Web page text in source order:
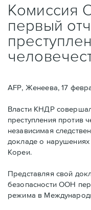
Комиссия
первый
AFP, Женеева, 17
Власти КНДР
преступления против
независимая
докладе о
Кореи.
Представляя свой
безопасности ООН
режима в